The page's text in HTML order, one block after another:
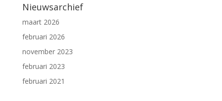
Nieuwsarchief
maart 2026
februari 2026
november 2023
februari 2023
februari 2021